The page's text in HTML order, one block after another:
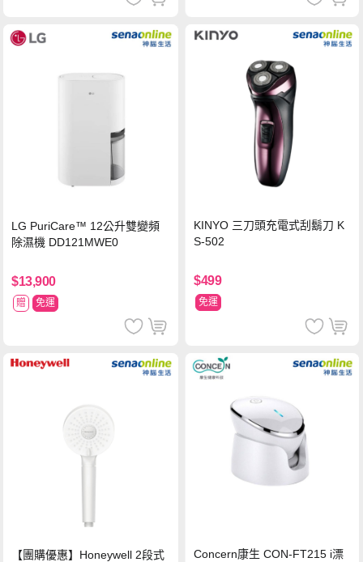
LG PuriCare™ 12公升雙變頻
除濕機 DD121MWE0
$13,900
贈 免運
KINYO 三刀頭充電式刮鬍刀 K
S-502
$499
免運
【團購優惠】Honeywell 2段式
Concern康生 CON-FT215 i漂